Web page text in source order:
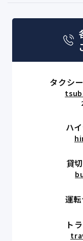
タクシ
ハ
貸
運
ト